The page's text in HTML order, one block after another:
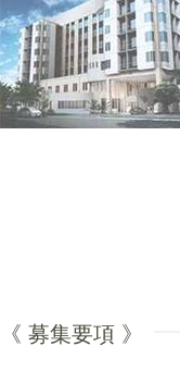
《 募集要項 》